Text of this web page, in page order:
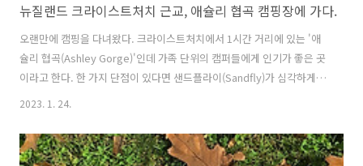
뉴질랜드 크라이스트처치 근교, 애슐리 협곡 캠핑장에 가다.
오랜만에 캠핑을 다녀왔다. 크라이스트처치에서 1시간 거리에 있는 '애
슐리 협곡(Ashley Gorge)'인데 가족 단위의 캠퍼들에게 인기가 좋은 곳
이라고 한다. 한 가지 단점이 있다면 샌드플라이(Sandfly)가 심각하게
많다는 것인데 약을 꼼꼼하게 바르고 간다면 그나마 있을만하다. 사실 우
게임을 하거나 소소한 시간을 보내는 것을 좋아하는데 그 덕분에 샌드플
라이에게 더 시달렸던 것 같다. 샌드플라이는 가만히 있는 사람에게 붙고
2023. 1. 24.